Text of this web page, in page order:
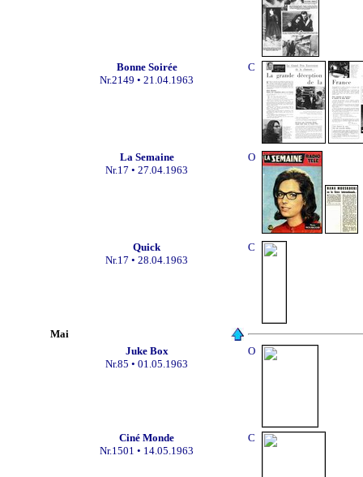
Bonne Soirée
Nr.2149 • 21.04.1963
C
La Semaine
Nr.17 • 27.04.1963
O
Quick
Nr.17 • 28.04.1963
C
Mai
Juke Box
Nr.85 • 01.05.1963
O
Ciné Monde
Nr.1501 • 14.05.1963
C